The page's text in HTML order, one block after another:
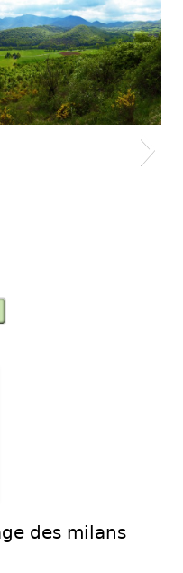
Skip to content
des milans